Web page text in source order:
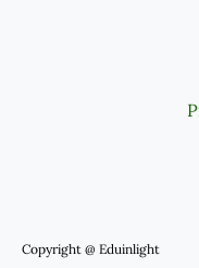
Copyright @ Eduinlight